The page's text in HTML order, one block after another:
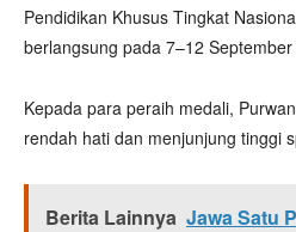
Pendidikan Khusus Tingkat
berlangsung pada 7–12
Kepada para peraih medali,
rendah hati dan menjunjung tinggi
Berita Lainnya Jawa Satu